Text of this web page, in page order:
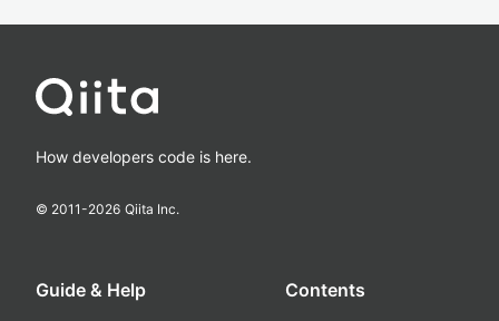
How developers code is here.
© 2011-2026 Qiita Inc.
Guide & Help Contents